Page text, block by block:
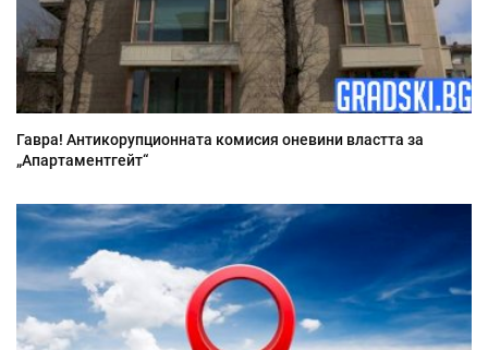
Гавра! Антикорупционната комисия оневини властта за
„Апартаментгейт“